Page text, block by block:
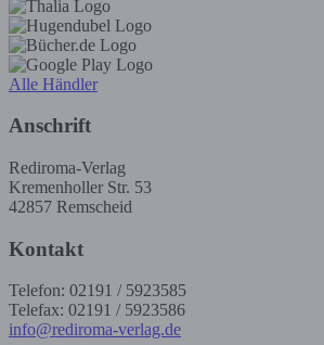
Alle Händler
Anschrift
Rediroma-Verlag
Kremenholler Str. 53
42857 Remscheid
Kontakt
Telefon: 02191 / 5923585
Telefax: 02191 / 5923586
info@rediroma-verlag.de